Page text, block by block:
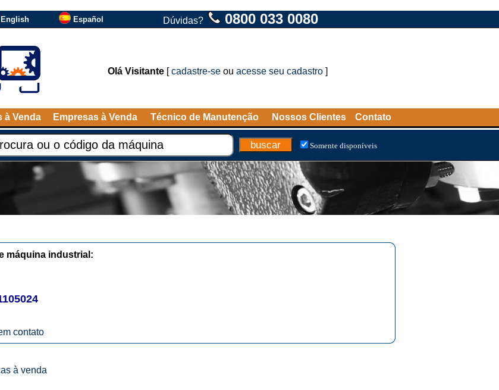
English Español Dúvidas? 0800 033 0080
Olá Visitante [cadastre-se ou acesse seu cadastro ]
à Venda Empresas à Venda Técnico de Manutenção Nossos Clientes Contato
Somente disponíveis
máquina industrial:
contato
à venda